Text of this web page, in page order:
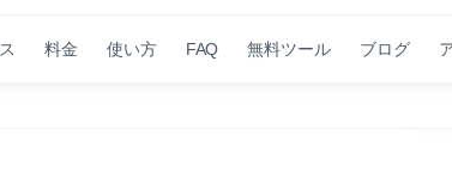
料金 使い方 FAQ 無料ツール ブログ